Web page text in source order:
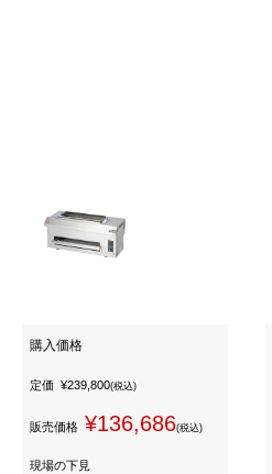
購入価格
定価 ¥239,800(税込)
販売価格 ¥136,686(税込)
現場の下見